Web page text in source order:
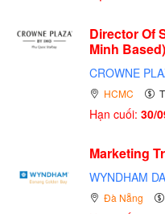
Director Of
Minh Based)
CROWNE
HCMC
Hạn cuối: 30/
Marketing
WYNDHAM
Đà Nẵng